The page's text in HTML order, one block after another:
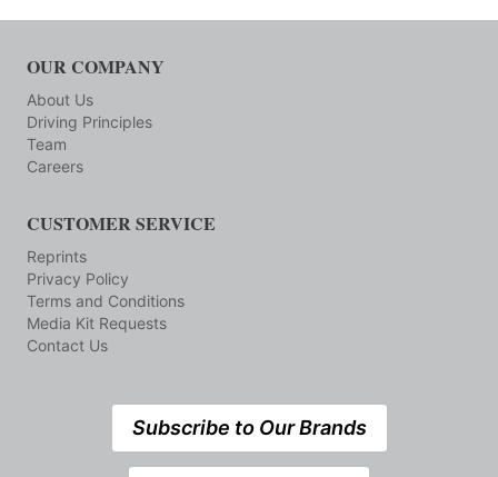
OUR COMPANY
About Us
Driving Principles
Team
Careers
CUSTOMER SERVICE
Reprints
Privacy Policy
Terms and Conditions
Media Kit Requests
Contact Us
Subscribe to Our Brands